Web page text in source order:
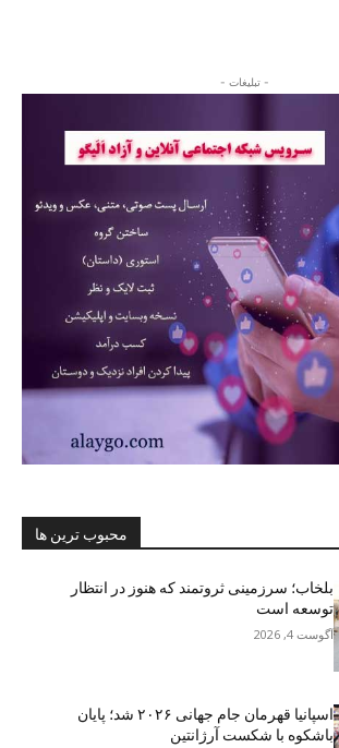
- تبلیغات -
محبوب ترین ها
بلخاب؛ سرزمینی ثروتمند که هنوز در انتظار
توسعه است
آگوست 4, 2026
اسپانیا قهرمان جام جهانی ۲۰۲۶ شد؛ پایان
باشکوه با شکست آرژانتین